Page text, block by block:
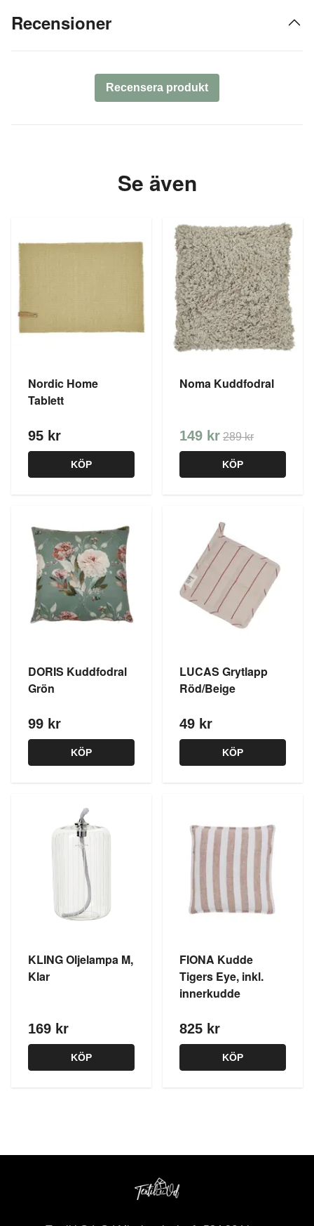
Recensioner
Recensera produkt
Se även
Nordic Home
Tablett
95 kr
KÖP
Noma Kuddfodral
149 kr 289 kr
KÖP
DORIS Kuddfodral
Grön
99 kr
KÖP
LUCAS Grytlapp
Röd/Beige
49 kr
KÖP
KLING Oljelampa M,
Klar
169 kr
KÖP
FIONA Kudde
Tigers Eye, inkl.
innerkudde
825 kr
KÖP